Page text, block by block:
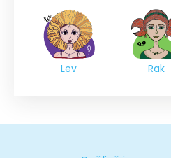
Lev Rak